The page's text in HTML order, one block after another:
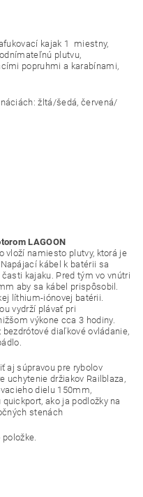
kajak 1 miestny,
plutvu,
popruhmi a karabínami,
žltá/šedá, červená/
LAGOON
vloží namiesto plutvy, ktorá je
kábel k batérii sa
kajaku. Pred tým vo vnútri
aby sa kábel prispôsobil.
líthium-iónovej batérii.
vydrží plávať pri
výkone cca 3 hodiny.
diaľkové ovládanie,
aj súpravou pre rybolov
uchytenie držiakov Railblaza,
dielu 150mm,
ako ja podložky na
stenách